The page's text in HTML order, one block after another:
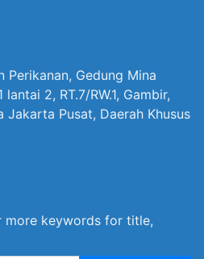
Perikanan, Gedung Mina
2, RT.7/RW.1, Gambir,
Jakarta Pusat, Daerah Khusus
keywords for title,